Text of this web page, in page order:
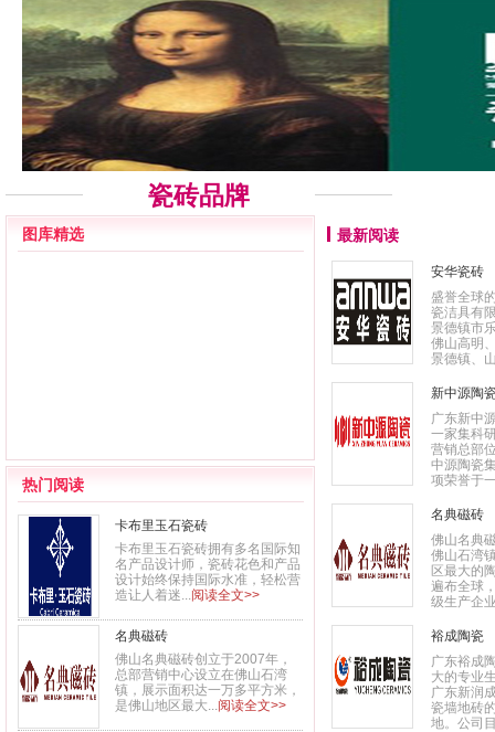
瓷砖品牌
图库精选
热门阅读
卡布里玉石瓷砖
卡布里玉石瓷砖拥有多名国际知
名产品设计师，瓷砖花色和产品
设计始终保持国际水准，轻松营
造让人着迷...阅读全文>>
名典磁砖
佛山名典磁砖创立于2007年，
总部营销中心设立在佛山石湾
镇，展示面积达一万多平方米，
是佛山地区最大...阅读全文>>
最新阅读
安华瓷砖
盛誉全球
瓷洁具有
景德镇市
佛山高明
景德镇、
新中源陶
广东新中
一家集科
营销总部
中源陶瓷
项荣誉于
名典磁砖
佛山名典
佛山石湾
区最大的
遍布全球
级生产企
裕成陶瓷
广东裕成
大的专业
广东新润
瓷墙地砖
地。公司